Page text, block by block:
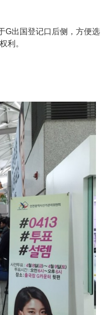
出国登记口后侧，方便选
利。